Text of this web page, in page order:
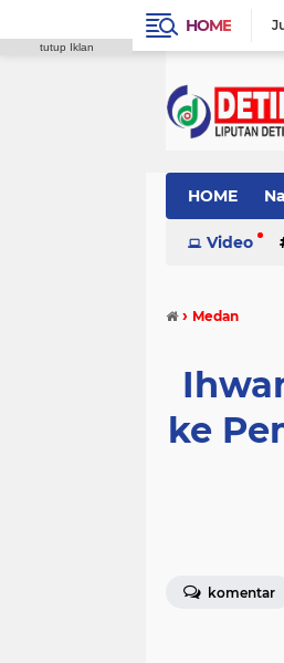
HOME
HOME
Video
› Medan
ke
komentar
tutup Iklan